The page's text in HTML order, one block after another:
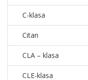
C-klasa
Citan
CLA – klasa
CLE-klasa